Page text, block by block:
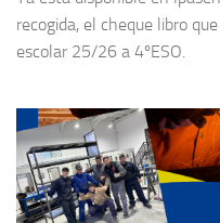
recogida, el cheque libro
escolar 25/26 a 4ºESO.